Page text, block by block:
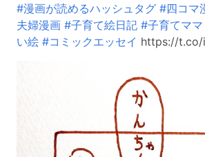
#漫画が読めるハッシュタグ #四コマ
夫婦漫画 #子育て絵日記 #子育てママ
い絵 #コミックエッセイ https://t.co/